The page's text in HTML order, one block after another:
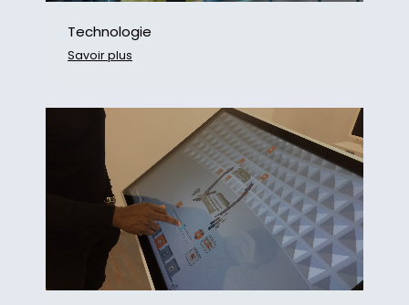
Technologie
Savoir plus